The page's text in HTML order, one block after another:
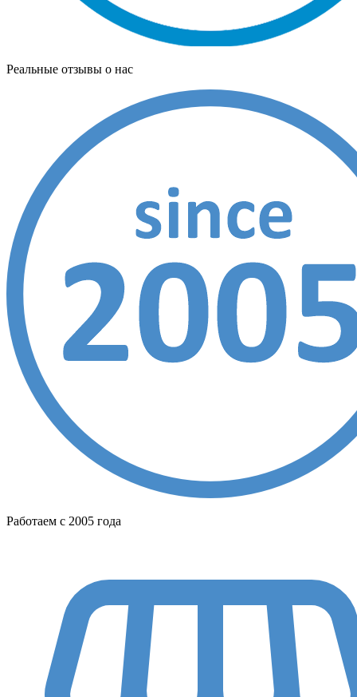
Реальные отзывы о нас
Работаем с 2005 года